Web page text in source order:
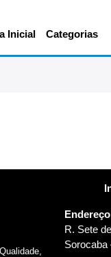
Inicial Categorias
R. Sete
Sorocaba